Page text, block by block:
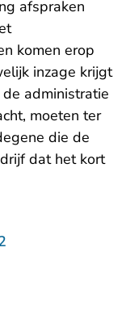
afspraken
komen erop
inzage krijgt
administratie
moeten ter
die de
dat het kort